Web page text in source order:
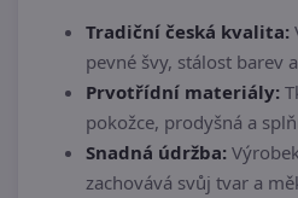
Tradiční česká kvalita:
pevné švy, stálost barev
Prvotřídní materiály:
pokožce, prodyšná a
Snadná údržba:
zachovává svůj tvar a